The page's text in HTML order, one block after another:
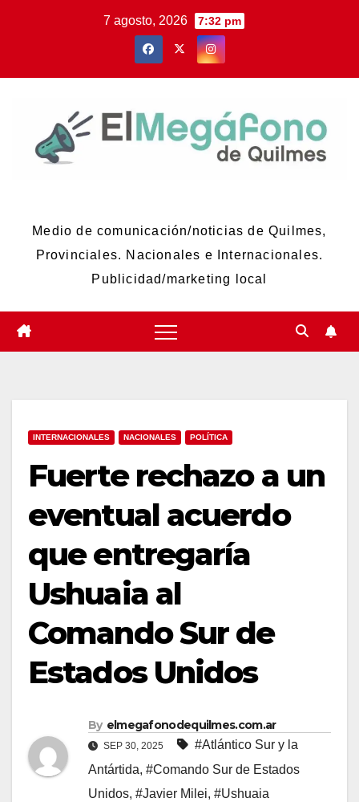
7 agosto, 2026 7:32 pm
Medio de comunicación/noticias de Quilmes,
Provinciales. Nacionales e Internacionales.
Publicidad/marketing local
INTERNACIONALES NACIONALES POLÍTICA
Fuerte rechazo a un
eventual acuerdo
que entregaría
Ushuaia al
Comando Sur de
Estados Unidos
By elmegafonodequilmes.com.ar
SEP 30, 2025
#Atlántico Sur y la
Antártida, #Comando Sur de Estados
Unidos, #Javier Milei, #Ushuaia